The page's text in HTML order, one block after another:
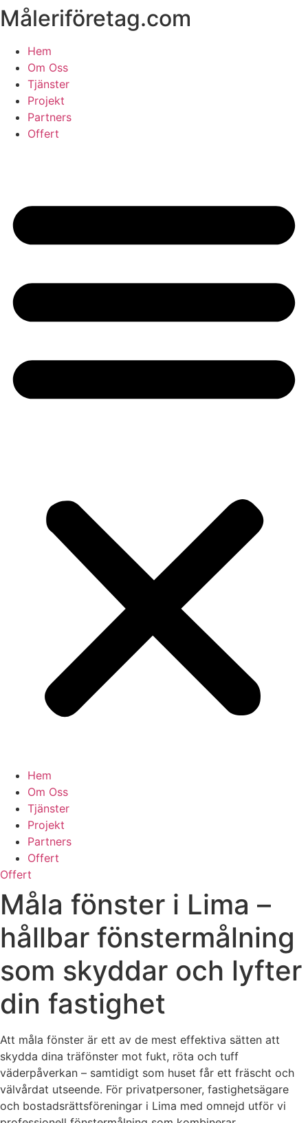
Skip
to
content
Måleriföretag.com
Hem
Om Oss
Tjänster
Projekt
Partners
Offert
Hem
Om Oss
Tjänster
Projekt
Partners
Offert
Offert
Måla fönster i Lima –
hållbar fönstermålning
som skyddar och lyfter
din fastighet
Att måla fönster är ett av de mest effektiva sätten att
skydda dina träfönster mot fukt, röta och tuff
väderpåverkan – samtidigt som huset får ett fräscht och
välvårdat utseende. För privatpersoner, fastighetsägare
och bostadsrättsföreningar i Lima med omnejd utför vi